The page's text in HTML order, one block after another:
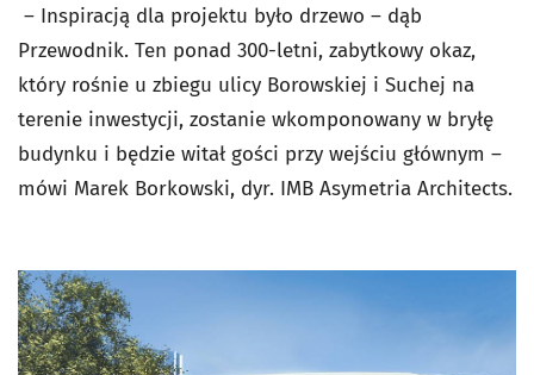
– Inspiracją dla projektu było drzewo – dąb
Przewodnik. Ten ponad 300-letni, zabytkowy okaz,
który rośnie u zbiegu ulicy Borowskiej i Suchej na
terenie inwestycji, zostanie wkomponowany w bryłę
budynku i będzie witał gości przy wejściu głównym –
mówi Marek Borkowski, dyr. IMB Asymetria Architects.